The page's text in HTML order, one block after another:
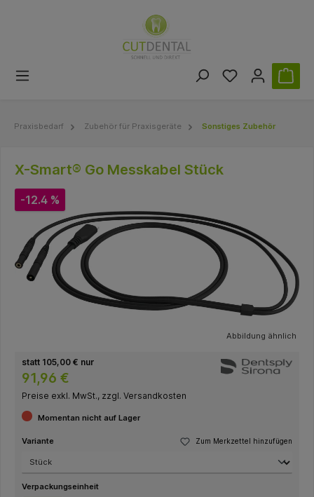
Praxisbedarf Zubehör für Praxisgeräte Sonstiges Zubehör
X-Smart® Go Messkabel Stück
-12.4 %
Abbildung ähnlich
statt 105,00 € nur
91,96 €
Preise exkl. MwSt., zzgl. Versandkosten
Momentan nicht auf Lager
Zum Merkzettel hinzufügen
Variante
Verpackungseinheit